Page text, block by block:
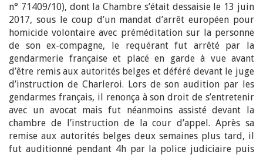
n° 71409/10), dont la Chambre s’était dessaisie le 13 juin
2017, sous le coup d’un mandat d’arrêt européen pour
homicide volontaire avec préméditation sur la personne
de son ex-compagne, le requérant fut arrêté par la
gendarmerie française et placé en garde à vue avant
d’être remis aux autorités belges et déféré devant le juge
d’instruction de Charleroi. Lors de son audition par les
gendarmes français, il renonça à son droit de s’entretenir
avec un avocat mais fut néanmoins assisté devant la
chambre de l’instruction de la cour d’appel. Après sa
remise aux autorités belges deux semaines plus tard, il
fut auditionné pendant 4h par la police judiciaire puis